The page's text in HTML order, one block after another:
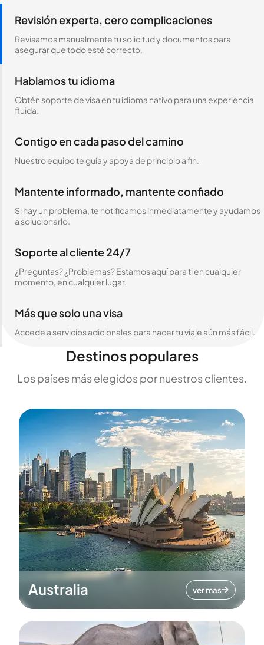
Revisión experta, cero complicaciones
Revisamos manualmente tu solicitud y documentos para
asegurar que todo esté correcto.
Hablamos tu idioma
Obtén soporte de visa en tu idioma nativo para una experiencia
fluida.
Contigo en cada paso del camino
Nuestro equipo te guía y apoya de principio a fin.
Mantente informado, mantente confiado
Si hay un problema, te notificamos inmediatamente y ayudamos
a solucionarlo.
Soporte al cliente 24/7
¿Preguntas? ¿Problemas? Estamos aquí para ti en cualquier
momento, en cualquier lugar.
Más que solo una visa
Accede a servicios adicionales para hacer tu viaje aún más fácil.
Destinos populares
Los países más elegidos por nuestros clientes.
Australia ver mas